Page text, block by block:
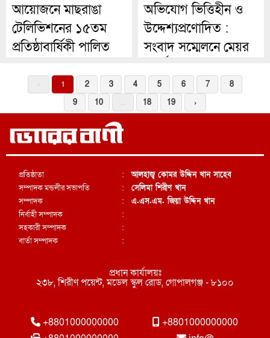
আয়োজনে মাছরাঙা
টেলিভিশনের ১৫তম
প্রতিষ্ঠাবার্ষিকী পালিত
অভিযোগ ভিত্তিহীন ও
উদ্দেশ্যপ্রণোদিত :
সংবাদ সম্মেলনে মেয়র
‹ 1 2 3 4 5 6 7
8
9
10 ... 18 19 ›
প্রতিষ্ঠাতা
সম্পাদক মন্ডলীর সভাপতি
সম্পাদক
নির্বাহী সম্পাদক
সহকারী সম্পাদক
বার্তা সম্পাদক
:
:
:
:
:
:
আলহাজ্ব কোমর উদ্দিন খান সাহেব
সেলিমা শিরীণ খান
এ.এস.এম. জিয়া উদ্দিন খান
প্রধান কার্যালয়ঃ
২৩৮, শিরীণ পয়েন্ট, মডেল স্কুল রোড, গোপালগঞ্জ - ৮১০০
+8801000000000
+8801000000000